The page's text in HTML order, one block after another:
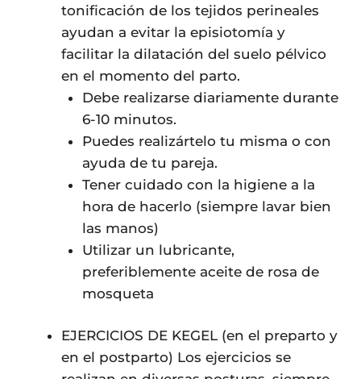
tonificación de los tejidos perineales
ayudan a evitar la episiotomía y
facilitar la dilatación del suelo pélvico
en el momento del parto.
Debe realizarse diariamente durante
6-10 minutos.
Puedes realizártelo tu misma o con
ayuda de tu pareja.
Tener cuidado con la higiene a la
hora de hacerlo (siempre lavar bien
las manos)
Utilizar un lubricante,
preferiblemente aceite de rosa de
mosqueta
EJERCICIOS DE KEGEL (en el preparto y
en el postparto) Los ejercicios se